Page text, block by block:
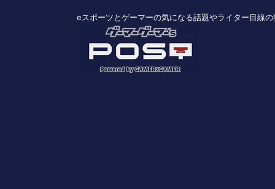
eスポーツとゲーマーの気になる話題やライター目線の